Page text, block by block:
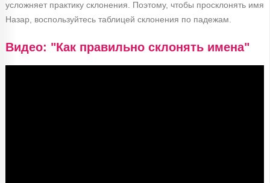
усложняет практику склонения. Поэтому, чтобы просклонять имя
Назар, воспользуйтесь таблицей склонения по падежам.
Видео: "Как правильно склонять имена"